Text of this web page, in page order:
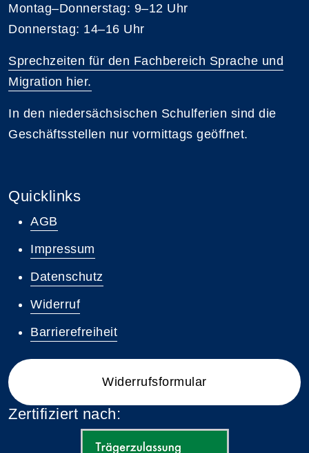
Montag–Donnerstag: 9–12 Uhr
Donnerstag: 14–16 Uhr
Sprechzeiten für den Fachbereich Sprache und
Migration hier.
In den niedersächsischen Schulferien sind die
Geschäftsstellen nur vormittags geöffnet.
Quicklinks
AGB
Impressum
Datenschutz
Widerruf
Barrierefreiheit
Widerrufsformular
Zertifiziert nach: